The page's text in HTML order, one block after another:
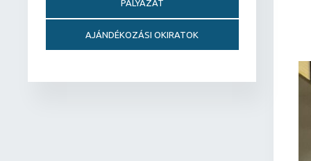
PÁLYÁZAT
AJÁNDÉKOZÁSI OKIRATOK